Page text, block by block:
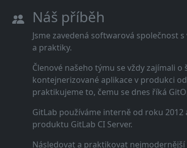
Náš příběh
Jsme zavedená softwarová společnost
a praktiky.
Členové našeho týmu se vždy zajímali
kontejnerizované aplikace v produkci
praktikujeme to, čemu se dnes říká
GitLab používáme interně od roku
produktu GitLab CI Server.
Následovat a praktikovat